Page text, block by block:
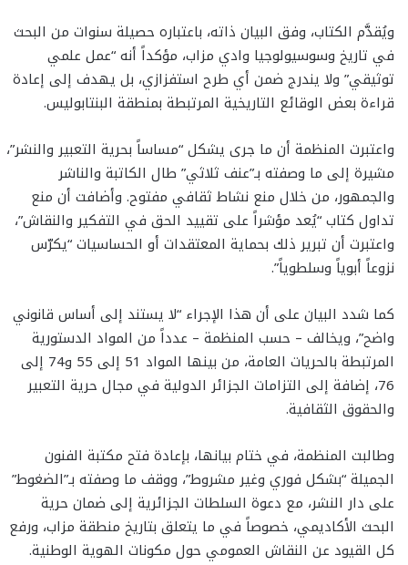
ويُقدَّم الكتاب، وفق البيان ذاته، باعتباره حصيلة سنوات من البحث
في تاريخ وسوسيولوجيا وادي مزاب، مؤكداً أنه “عمل علمي
توثيقي” ولا يندرج ضمن أي طرح استفزازي، بل يهدف إلى إعادة
قراءة بعض الوقائع التاريخية المرتبطة بمنطقة البنتابوليس.
واعتبرت المنظمة أن ما جرى يشكل “مساساً بحرية التعبير والنشر”،
مشيرة إلى ما وصفته بـ”عنف ثلاثي” طال الكاتبة والناشر
والجمهور، من خلال منع نشاط ثقافي مفتوح. وأضافت أن منع
تداول كتاب “يُعد مؤشراً على تقييد الحق في التفكير والنقاش”،
واعتبرت أن تبرير ذلك بحماية المعتقدات أو الحساسيات “يكرّس
نزوعاً أبوياً وسلطوياً”.
كما شدد البيان على أن هذا الإجراء “لا يستند إلى أساس قانوني
واضح”، ويخالف – حسب المنظمة – عدداً من المواد الدستورية
المرتبطة بالحريات العامة، من بينها المواد 51 إلى 55 و74 إلى
76، إضافة إلى التزامات الجزائر الدولية في مجال حرية التعبير
والحقوق الثقافية.
وطالبت المنظمة، في ختام بيانها، بإعادة فتح مكتبة الفنون
الجميلة “بشكل فوري وغير مشروط”، ووقف ما وصفته بـ”الضغوط”
على دار النشر، مع دعوة السلطات الجزائرية إلى ضمان حرية
البحث الأكاديمي، خصوصاً في ما يتعلق بتاريخ منطقة مزاب، ورفع
كل القيود عن النقاش العمومي حول مكونات الهوية الوطنية.